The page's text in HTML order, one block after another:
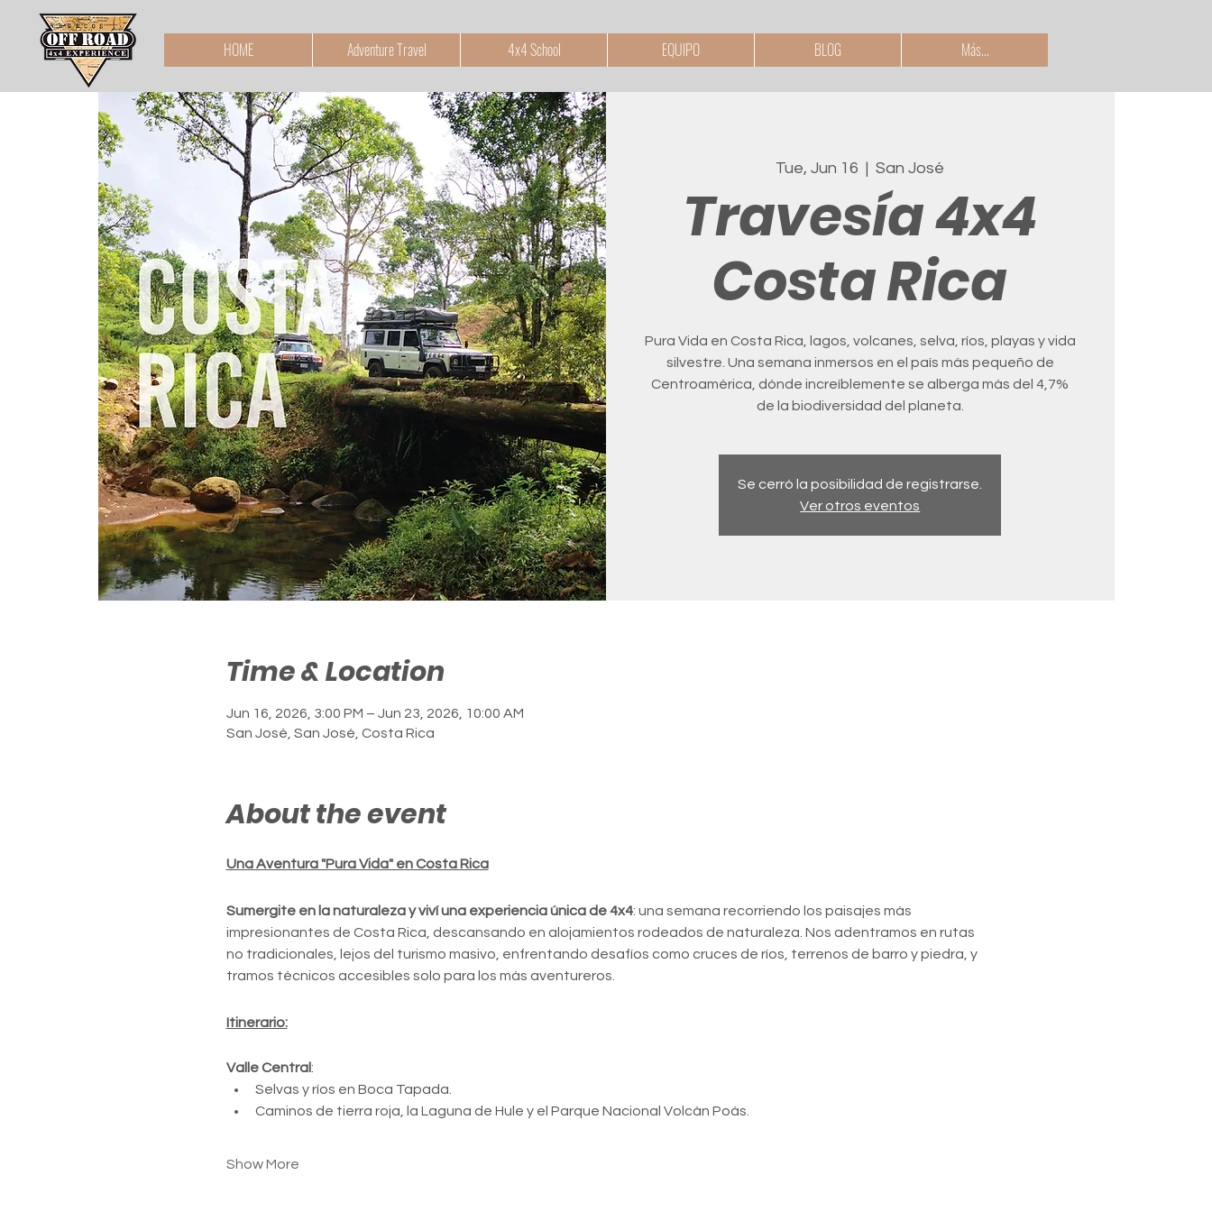
HOME Adventure Travel 4x4 School EQUIPO BLOG Más...
Tue, Jun 16
  |
San José
Travesía 4x4
Costa Rica
Pura Vida en Costa Rica, lagos, volcanes, selva, ríos, playas y vida
silvestre. Una semana inmersos en el país más pequeño de
Centroamérica, dónde increíblemente se alberga más del 4,7%
de la biodiversidad del planeta.
Se cerró la posibilidad de registrarse.
Ver otros eventos
Time & Location
Jun 16, 2026, 3:00 PM – Jun 23, 2026, 10:00 AM
San José, San José, Costa Rica
About the event
Una Aventura "Pura Vida" en Costa Rica
Sumergite en la naturaleza y viví una experiencia única de 4x4: una semana recorriendo los paisajes más
impresionantes de Costa Rica, descansando en alojamientos rodeados de naturaleza. Nos adentramos en rutas
no tradicionales, lejos del turismo masivo, enfrentando desafíos como cruces de ríos, terrenos de barro y piedra, y
tramos técnicos accesibles solo para los más aventureros.
Itinerario:
Valle Central:
Selvas y ríos en Boca Tapada.
Caminos de tierra roja, la Laguna de Hule y el Parque Nacional Volcán Poás.
Show More